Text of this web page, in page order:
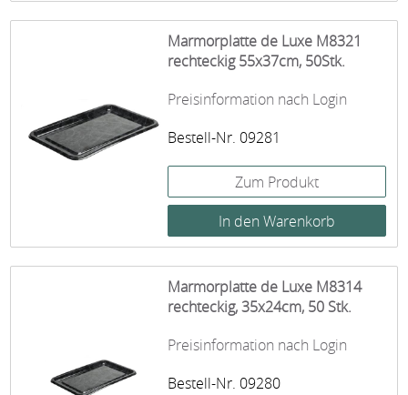
Marmorplatte de Luxe M8321
rechteckig 55x37cm, 50Stk.
Preisinformation nach Login
Bestell-Nr. 09281
Zum Produkt
Marmorplatte de Luxe M8314
rechteckig, 35x24cm, 50 Stk.
Preisinformation nach Login
Bestell-Nr. 09280